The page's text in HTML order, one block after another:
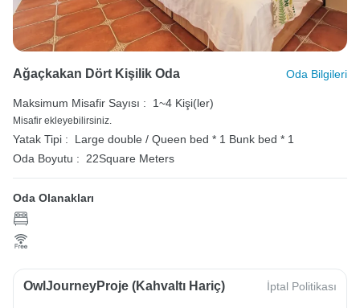
Ağaçkakan Dört Kişilik Oda Oda Bilgileri
Maksimum Misafir Sayısı : 1~4 Kişi(ler)
Misafir ekleyebilirsiniz.
Yatak Tipi : Large double / Queen bed * 1 Bunk bed * 1
Oda Boyutu :
22Square Meters
Oda Olanakları
OwlJourneyProje (Kahvaltı Hariç) İptal Politikası